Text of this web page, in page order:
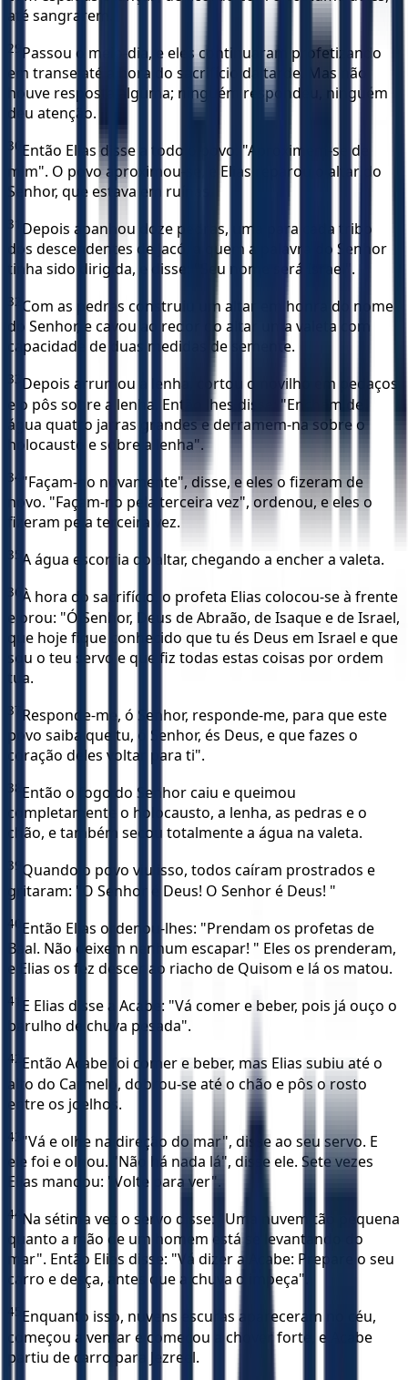
até sangrarem.
29 Passou o meio-dia, e eles continuaram profetizando
em transe até a hora do sacrifício da tarde. Mas não
houve resposta alguma; ninguém respondeu, ninguém
deu atenção.
30 Então Elias disse a todo o povo: "Aproximem-se de
mim". O povo aproximou-se, e Elias reparou o altar do
Senhor, que estava em ruínas.
31
Depois apanhou doze pedras, uma para cada tribo
dos descendentes de Jacó, a quem a palavra do Senhor
tinha sido dirigida, e disse: "Seu nome será Israel".
32 Com as pedras construiu um altar em honra do nome
do Senhor, e cavou ao redor do altar uma valeta com
capacidade de duas medidas de semente.
33 Depois arrumou a lenha, cortou o novilho em pedaços
e o pôs sobre a lenha. Então lhes disse: "Encham de
água quatro jarras grandes e derramem-na sobre o
holocausto e sobre a lenha".
34 "Façam-no novamente", disse, e eles o fizeram de
novo. "Façam-no pela terceira vez", ordenou, e eles o
fizeram pela terceira vez.
35 A água escorria do altar, chegando a encher a valeta.
36 À hora do sacrifício, o profeta Elias colocou-se à frente
e orou: "Ó Senhor, Deus de Abraão, de Isaque e de Israel,
que hoje fique conhecido que tu és Deus em Israel e que
sou o teu servo e que fiz todas estas coisas por ordem
tua.
37 Responde-me, ó Senhor, responde-me, para que este
povo saiba que tu, ó Senhor, és Deus, e que fazes o
coração deles voltar para ti".
38 Então o fogo do Senhor caiu e queimou
completamente o holocausto, a lenha, as pedras e o
chão, e também secou totalmente a água na valeta.
39 Quando o povo viu isso, todos caíram prostrados e
gritaram: "O Senhor é Deus! O Senhor é Deus! "
40 Então Elias ordenou-lhes: "Prendam os profetas de
Baal. Não deixem nenhum escapar! " Eles os prenderam,
e Elias os fez descer ao riacho de Quisom e lá os matou.
41 E Elias disse a Acabe: "Vá comer e beber, pois já ouço o
barulho de chuva pesada".
42 Então Acabe foi comer e beber, mas Elias subiu até o
alto do Carmelo, dobrou-se até o chão e pôs o rosto
entre os joelhos.
43 "Vá e olhe na direção do mar", disse ao seu servo. E
ele foi e olhou. "Não há nada lá", disse ele. Sete vezes
Elias mandou: "Volte para ver".
44 Na sétima vez o servo disse: "Uma nuvem tão pequena
quanto a mão de um homem está se levantando do
mar". Então Elias disse: "Vá dizer a Acabe: Prepare o seu
carro e desça, antes que a chuva o impeça".
45 Enquanto isso, nuvens escuras apareceram no céu,
começou a ventar e começou a chover forte, e Acabe
partiu de carro para Jezreel.